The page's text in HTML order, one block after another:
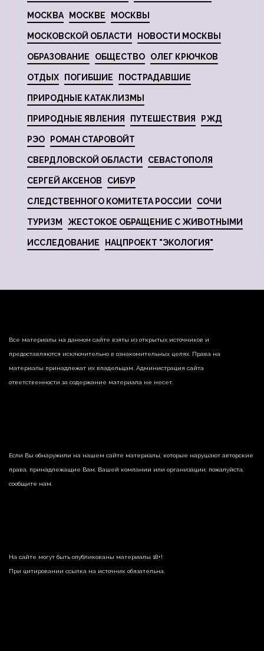
МОСКВА МОСКВЕ МОСКВЫ
МОСКОВСКОЙ ОБЛАСТИ НОВОСТИ МОСКВЫ
ОБРАЗОВАНИЕ ОБЩЕСТВО ОЛЕГ КРЮЧКОВ
ОТДЫХ ПОГИБШИЕ ПОСТРАДАВШИЕ
ПРИРОДНЫЕ КАТАКЛИЗМЫ
ПРИРОДНЫЕ ЯВЛЕНИЯ ПУТЕШЕСТВИЯ РЖД
РЭО РОМАН СТАРОВОЙТ
СВЕРДЛОВСКОЙ ОБЛАСТИ СЕВАСТОПОЛЯ
СЕРГЕЙ АКСЕНОВ СИБУР
СЛЕДСТВЕННОГО КОМИТЕТА РОССИИ СОЧИ
ТУРИЗМ ЖЕСТОКОЕ ОБРАЩЕНИЕ С ЖИВОТНЫМИ
ИССЛЕДОВАНИЕ НАЦПРОЕКТ "ЭКОЛОГИЯ"
Все материалы на данном сайте взяты из открытых источников и
предоставляются исключительно в ознакомительных целях. Права на
материалы принадлежат их владельцам. Администрация сайта
ответственности за содержание материала не несет.
Если Вы обнаружили на нашем сайте материалы, которые нарушают авторские
права, принадлежащие Вам, Вашей компании или организации, пожалуйста,
сообщите нам.
На сайте могут быть опубликованы материалы 18+!
При цитировании ссылка на источник обязательна.